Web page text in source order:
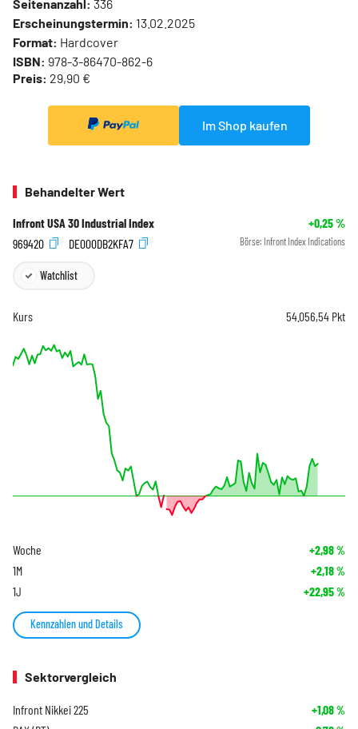
Seitenanzahl: 336
Erscheinungstermin: 13.02.2025
Format: Hardcover
ISBN: 978-3-86470-862-6
Preis: 29,90 €
Im Shop kaufen
Behandelter Wert
Infront USA 30 Industrial Index +0,25%
969420
DE000DB2KFA7 Börse: Infront Index Indications
Watchlist
Kurs 54.056,54 Pkt
Woche +2,98%
1M +2,18%
1J +22,95%
Kennzahlen und Details
Sektorvergleich
Infront Nikkei 225 +1,08%